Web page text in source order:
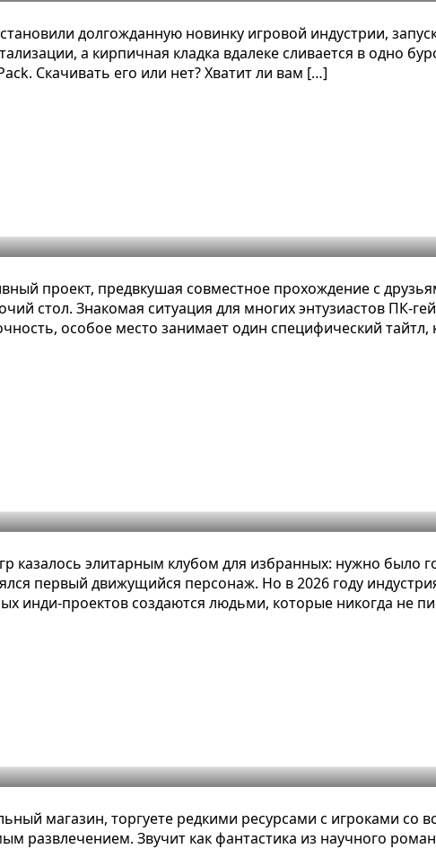
долгожданную новинку игровой индустрии,
а кирпичная кладка вдалеке сливается в одно
Скачивать его или нет? Хватит ли вам […]
самой требовательной в
проект, предвкушая совместное прохождение с
стол. Знакомая ситуация для многих энтузиастов ПК-
особое место занимает один специфический
создания игр без
казалось элитарным клубом для избранных: нужно было
первый движущийся персонаж. Но в 2026 году
инди-проектов создаются людьми, которые никогда не
экономических игр 2026
магазин, торгуете редкими ресурсами с игроками
развлечением. Звучит как фантастика из научного